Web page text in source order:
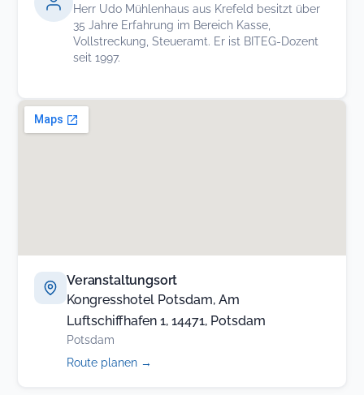
Herr Udo Mühlenhaus aus Krefeld besitzt über
35 Jahre Erfahrung im Bereich Kasse,
Vollstreckung, Steueramt. Er ist BITEG-Dozent
seit 1997.
Veranstaltungsort
Kongresshotel Potsdam, Am
Luftschiffhafen 1, 14471, Potsdam
Potsdam
Route planen →